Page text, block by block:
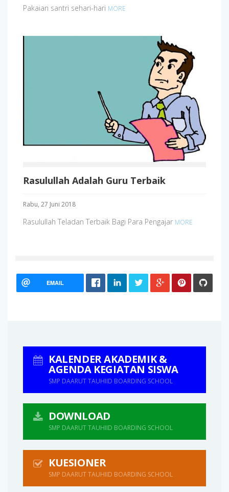
Pakaian santri sehari-hari MORE
Rasulullah Adalah Guru Terbaik
Rabu, 27 Juni 2018
Rasulullah Teladan Terbaik Bagi Para Pengajar MORE
EMAIL
KALENDER AKADEMIK &
AGENDA KEGIATAN SISWA
SMP DAARUT TAUHIID BOARDING SCHOOL
DOWNLOAD
SMP DAARUT TAUHIID BOARDING SCHOOL
KUESIONER
SMP DAARUT TAUHIID BOARDING SCHOOL